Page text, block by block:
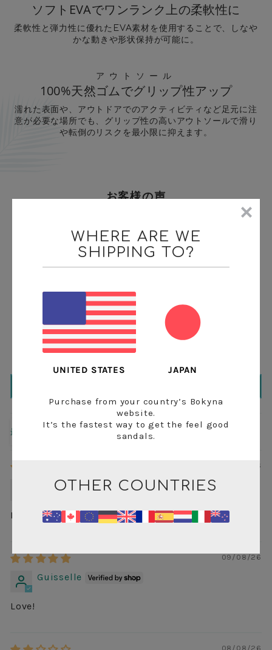
ソフトEVAでワンランク上の柔軟性に
柔軟性と弾力性に優れたEVA素材を使用することで、しなや
かな動きや形状保持が可能に。
アウトソール
100%天然ゴムでグリップ性アップ
濡れた表面や、アウトドアでのアクティビティなど足元に注
意が必要な場所でも、グリップ性の高いアウトソールで滑り
や転倒のリスクを最小限に抑えます。
お客様の声
5つ星中4.60つ星
97
Sort by
09/08/26
Veronica
Hermosassss ya pedi otro color 🧡💜🦋
09/08/26
Guisselle
Love!
08/08/26
WHERE ARE WE
SHIPPING TO?
UNITED STATES JAPAN
Purchase from your country’s Bokyna
website.
It’s the fastest way to get the feel good
sandals.
OTHER COUNTRIES